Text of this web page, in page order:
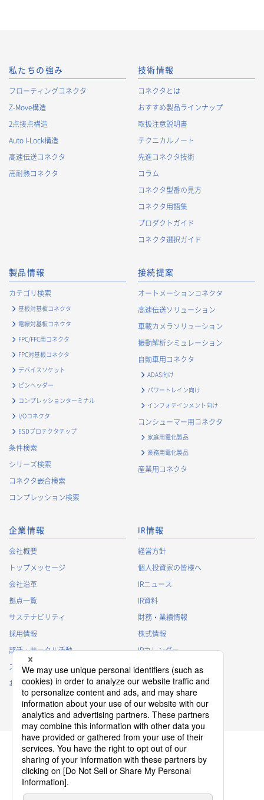
私たちの強み
フローティングコネクタ
Z-Move構造
2点接点構造
Auto I-Lock構造
高速伝送コネクタ
高耐熱コネクタ
技術情報
コネクタとは
おすすめ製品ラインナップ
取扱注意説明書
テクニカルノート
先進コネクタ技術
コラム
コネクタ型番の見方
コネクタ用語集
プロダクトガイド
コネクタ選択ガイド
製品情報
カテゴリ検索
基板対基板コネクタ
電線対基板コネクタ
FPC/FFC用コネクタ
FPC対基板コネクタ
デバイスソケット
ピンヘッダー
コンプレッションターミナル
I/Oコネクタ
ESDプロテクタチップ
条件検索
シリーズ検索
コネクタ嵌合検索
コンプレッション検索
接続提案
オートメーションコネクタ
高速伝送ソリューション
車載カメラソリューション
振動解析シミュレーション
自動車用コネクタ
ADAS向け
パワートレイン向け
インフォテインメント向け
コンシューマー用コネクタ
家庭用電化製品
業務用電化製品
産業用コネクタ
企業情報
会社概要
トップメッセージ
会社沿革
拠点一覧
サステナビリティ
採用情報
部活・サークル活動
スポンサー活動
お問い合わせ
IR情報
経営方針
個人投資家の皆様へ
IRニュース
IR資料
財務・業績情報
株式情報
IRカレンダー
IRに関するよくあるご質問
IRポリシー
免責事項
プライバシーポリシー クッキーポリシー